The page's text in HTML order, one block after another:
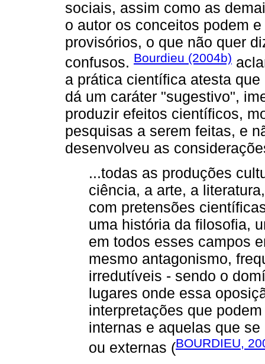
sociais, assim como as
o autor os conceitos podem
provisórios, o que não quer
confusos. Bourdieu (2004b)
a prática científica atesta
dá um caráter "sugestivo",
produzir efeitos científicos,
pesquisas a serem feitas, e
desenvolveu as
...todas as produções
ciência, a arte, a
com pretensões
uma história da filosofia,
em todos esses campos
mesmo antagonismo,
irredutíveis - sendo o
lugares onde essa
interpretações que
internas e aquelas que
ou externas (BOURDIEU,